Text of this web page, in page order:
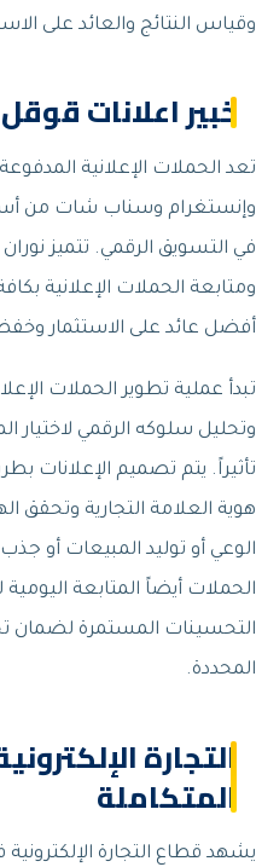
وقياس النتائج والعائد على
خبير اعلانات
تعد الحملات الإعلانية
وإنستغرام وسناب شات من
في التسويق الرقمي. تتميز
ومتابعة الحملات الإعلانية
أفضل عائد على الاستثمار
تبدأ عملية تطوير الحملات
وتحليل سلوكه الرقمي لاختيار
تأثيراً. يتم تصميم الإعلانات
هوية العلامة التجارية وتحقق
الوعي أو توليد المبيعات أو
الحملات أيضاً المتابعة اليومية
التحسينات المستمرة لضمان
المحددة.
التجارة
المتكاملة
يشهد قطاع التجارة